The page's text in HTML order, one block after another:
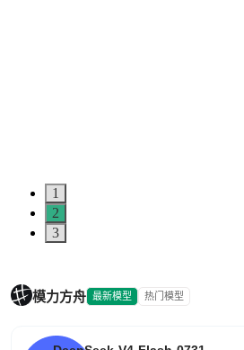
1
2
3
模力方舟 最新模型 热门模型